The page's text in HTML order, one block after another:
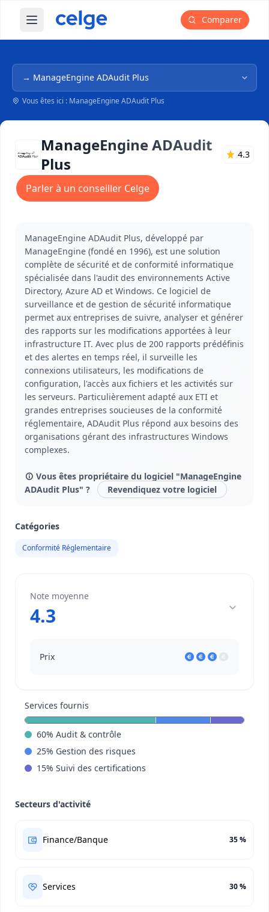
Ouvrir le menu principal Comparer
Navigation dans l'arborescence
Vous êtes ici : ManageEngine ADAudit Plus
ManageEngine ADAudit
Plus
4.3
Parler à un conseiller Celge
ManageEngine ADAudit Plus, développé par
ManageEngine (fondé en 1996), est une solution
complète de sécurité et de conformité informatique
spécialisée dans l'audit des environnements Active
Directory, Azure AD et Windows. Ce logiciel de
surveillance et de gestion de sécurité informatique
permet aux entreprises de suivre, analyser et générer
des rapports sur les modifications apportées à leur
infrastructure IT. Avec plus de 200 rapports prédéfinis
et des alertes en temps réel, il surveille les
connexions utilisateurs, les modifications de
configuration, l'accès aux fichiers et les activités sur
les serveurs. Particulièrement adapté aux ETI et
grandes entreprises soucieuses de la conformité
réglementaire, ADAudit Plus répond aux besoins des
organisations gérant des infrastructures Windows
complexes.
Vous êtes propriétaire du logiciel "ManageEngine
ADAudit Plus" ?
Revendiquez votre logiciel
Catégories
Conformité Réglementaire
Note moyenne
4.3
Prix
Services fournis
60% Audit & contrôle
25% Gestion des risques
15% Suivi des certifications
Secteurs d'activité
Finance/Banque 35 %
Services 30 %